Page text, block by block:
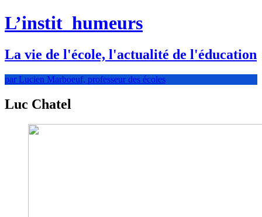
L’instit humeurs
La vie de l'école, l'actualité de l'éducation
par Lucien Marboeuf, professeur des écoles
Luc Chatel